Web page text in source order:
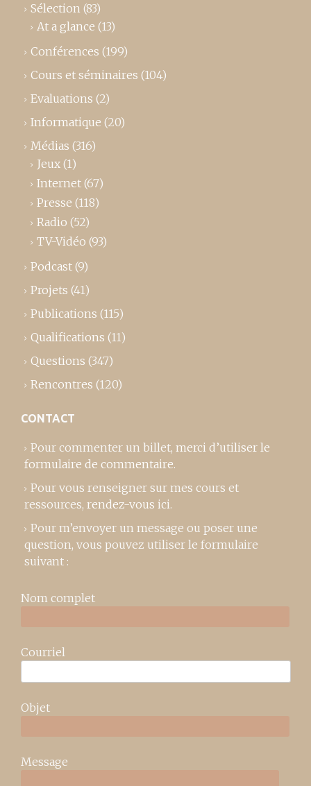
Sélection (83)
At a glance (13)
Conférences (199)
Cours et séminaires (104)
Evaluations (2)
Informatique (20)
Médias (316)
Jeux (1)
Internet (67)
Presse (118)
Radio (52)
TV-Vidéo (93)
Podcast (9)
Projets (41)
Publications (115)
Qualifications (11)
Questions (347)
Rencontres (120)
CONTACT
Pour commenter un billet, merci d’utiliser le
formulaire de commentaire.
Pour vous renseigner sur mes cours et
ressources, rendez-vous ici.
Pour m’envoyer un message ou poser une
question, vous pouvez utiliser le formulaire
suivant :
Nom complet
Courriel
Objet
Message